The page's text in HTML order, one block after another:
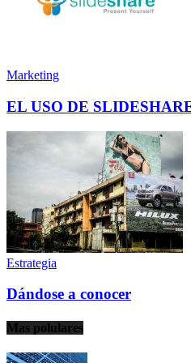
Marketing
EL USO DE
Estrategia
Dándose a conocer
Mas polulares